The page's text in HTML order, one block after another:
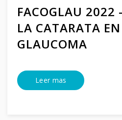
FACOGLAU 2022
LA CATARATA
GLAUCOMA
Leer mas